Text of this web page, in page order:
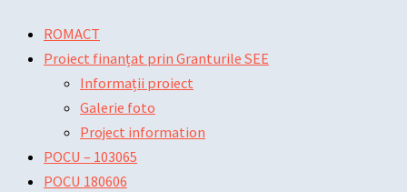
content
Menu
ROMACT
Proiect finanțat prin Granturile SEE
Informații proiect
Galerie foto
Project information
POCU – 103065
POCU 180606
Menunavigation